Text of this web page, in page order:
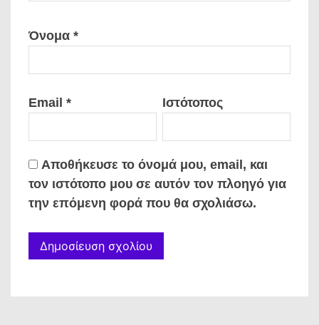
Όνομα *
Email * Ιστότοπος
Αποθήκευσε το όνομά μου, email, και
τον ιστότοπο μου σε αυτόν τον πλοηγό για
την επόμενη φορά που θα σχολιάσω.